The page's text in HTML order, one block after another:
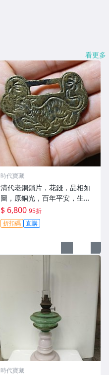
看更多
時代寶藏
清代老銅鎖片，花錢，品相如
圖，原銅光，百年平安，生肖
虎，這樣版式的很少見，常-57
6
$ 6,800 95折
折扣碼 直購
時代寶藏